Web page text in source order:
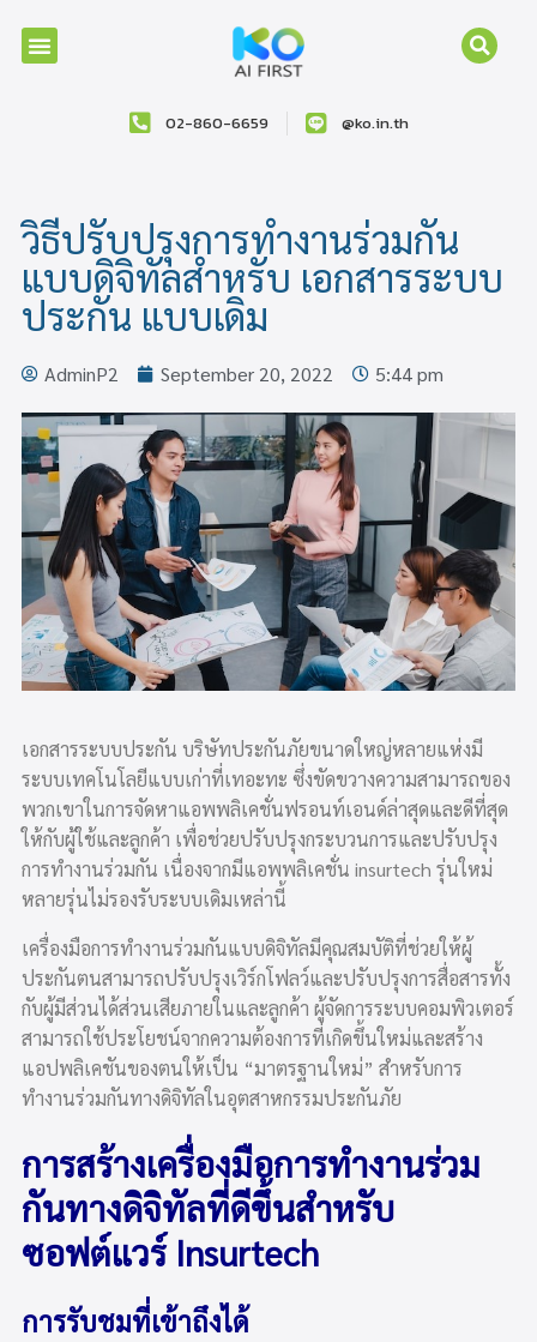
02-860-6659 @ko.in.th
วิธีปรับปรุงการทำงานร่วมกัน
แบบดิจิทัลสำหรับ เอกสารระบบ
ประกัน แบบเดิม
AdminP2 September 20, 2022 5:44 pm
เอกสารระบบประกัน บริษัทประกันภัยขนาดใหญ่หลายแห่งมี
ระบบเทคโนโลยีแบบเก่าที่เทอะทะ ซึ่งขัดขวางความสามารถของ
พวกเขาในการจัดหาแอพพลิเคชั่นฟรอนท์เอนด์ล่าสุดและดีที่สุด
ให้กับผู้ใช้และลูกค้า เพื่อช่วยปรับปรุงกระบวนการและปรับปรุง
การทำงานร่วมกัน เนื่องจากมีแอพพลิเคชั่น insurtech รุ่นใหม่
หลายรุ่นไม่รองรับระบบเดิมเหล่านี้
เครื่องมือการทำงานร่วมกันแบบดิจิทัลมีคุณสมบัติที่ช่วยให้ผู้
ประกันตนสามารถปรับปรุงเวิร์กโฟลว์และปรับปรุงการสื่อสารทั้ง
กับผู้มีส่วนได้ส่วนเสียภายในและลูกค้า ผู้จัดการระบบคอมพิวเตอร์
สามารถใช้ประโยชน์จากความต้องการที่เกิดขึ้นใหม่และสร้าง
แอปพลิเคชันของตนให้เป็น “มาตรฐานใหม่” สำหรับการ
ทำงานร่วมกันทางดิจิทัลในอุตสาหกรรมประกันภัย
การสร้างเครื่องมือการทำงานร่วม
กันทางดิจิทัลที่ดีขึ้นสำหรับ
ซอฟต์แวร์ Insurtech
การรับชมที่เข้าถึงได้